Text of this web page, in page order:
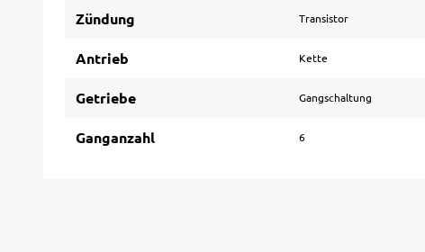
Zündung Transistor
Antrieb Kette
Getriebe Gangschaltung
Ganganzahl 6